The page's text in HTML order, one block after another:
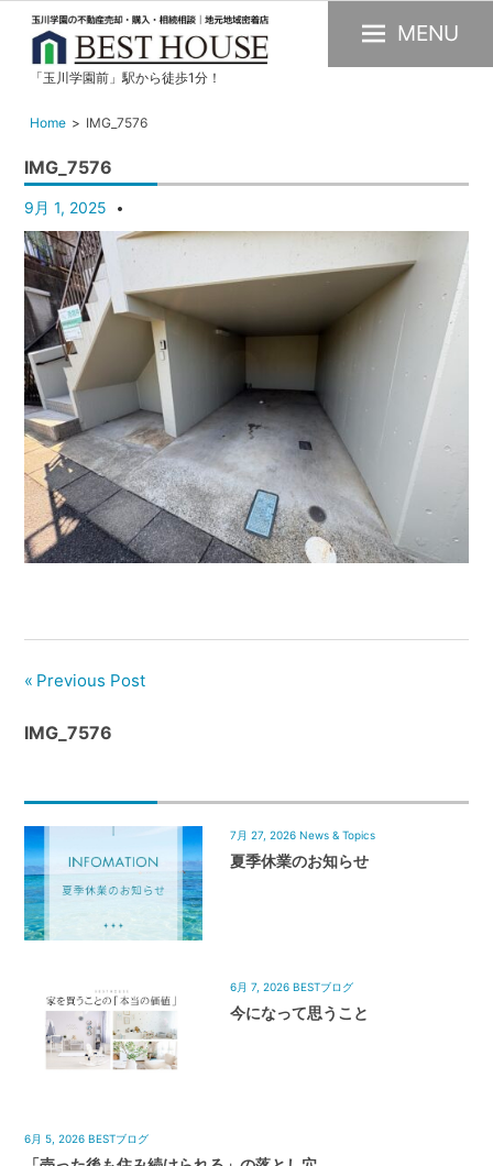
玉
川
園
の
不
動
産
購
入・
売
却・
賃
貸・
管
理
｜
密
着
HOUSE
「玉川学園前」駅から徒歩1分！
MENU
Home IMG_7576
IMG_7576
9月 1, 2025
Previous Post
IMG_7576
7月 27, 2026 News & Topics
夏季休業のお知らせ
6月 7, 2026 BESTブログ
今になって思うこと
6月 5, 2026 BESTブログ